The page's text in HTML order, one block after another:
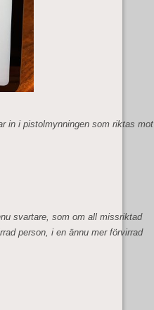
in i pistolmynningen som riktas mot
svartare, som om all missriktad
person, i en ännu mer förvirrad